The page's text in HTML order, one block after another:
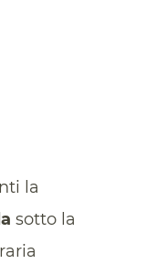
la
sotto la